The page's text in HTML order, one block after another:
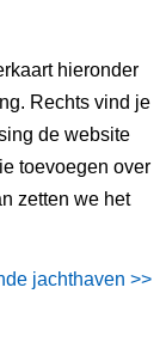
hieronder
Rechts vind je
de website
toevoegen over
zetten we het
jachthaven >>